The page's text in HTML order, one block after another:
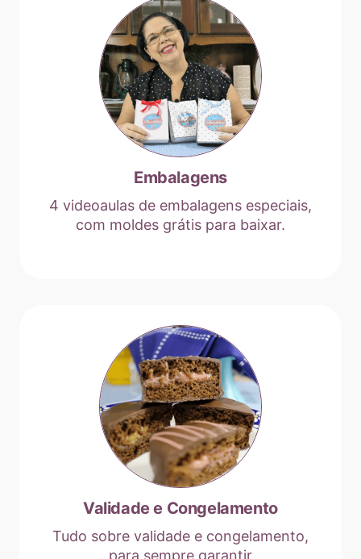
Embalagens
4 videoaulas de embalagens especiais,
com moldes grátis para baixar.
Validade e Congelamento
Tudo sobre validade e congelamento,
para sempre garantir